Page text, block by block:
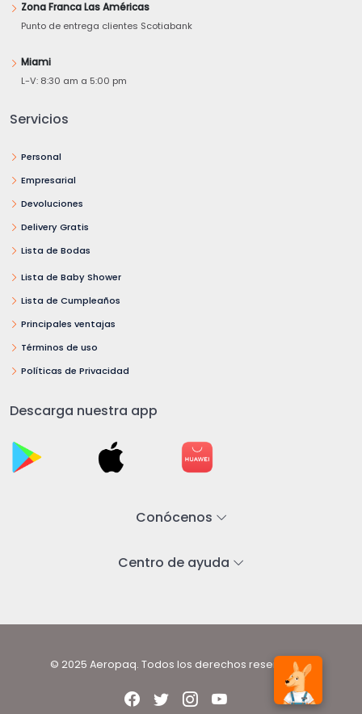
Zona Franca Las Américas
Punto de entrega clientes Scotiabank
Miami
L-V: 8:30 am a 5:00 pm
Servicios
Personal
Empresarial
Devoluciones
Delivery Gratis
Lista de Bodas
Lista de Baby Shower
Lista de Cumpleaños
Principales ventajas
Términos de uso
Políticas de Privacidad
Descarga nuestra app
Conócenos
Centro de ayuda
© 2025 Aeropaq. Todos los derechos reservados.